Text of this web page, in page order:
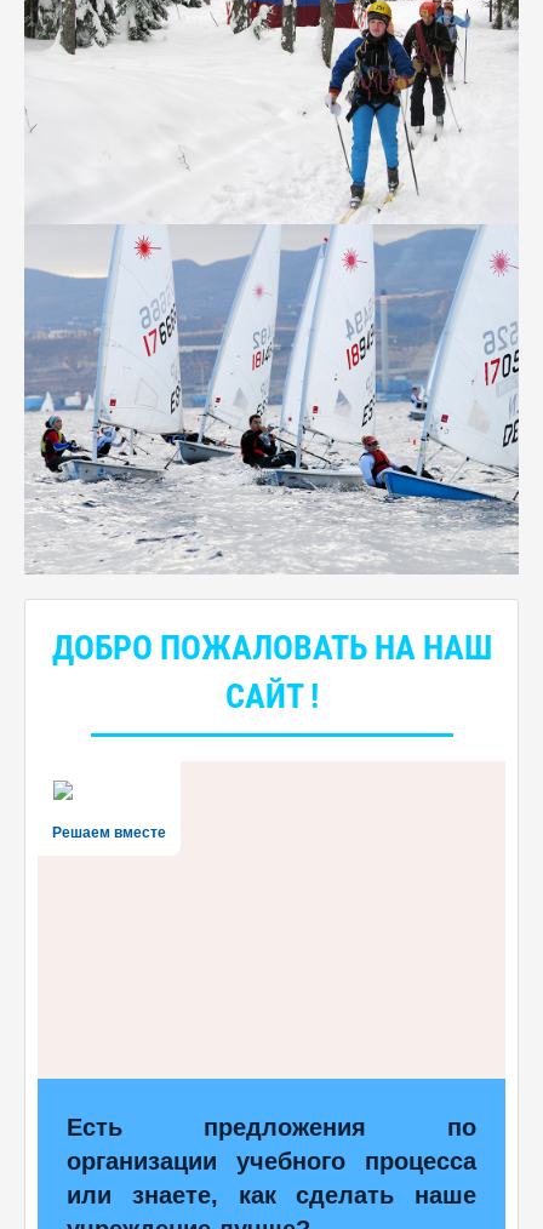
ДОБРО ПОЖАЛОВАТЬ НА НАШ
САЙТ !
Решаем вместе
Есть предложения по
организации учебного процесса
или знаете, как сделать наше